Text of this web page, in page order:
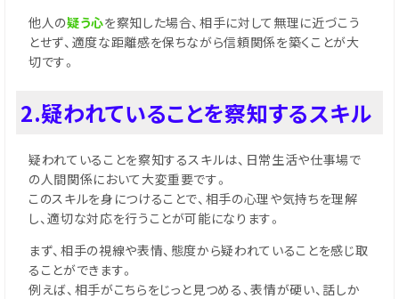
他人の疑う心を察知した場合、相手に対して無理に近づこう
とせず、適度な距離感を保ちながら信頼関係を築くことが大
切です。
2.疑われていることを察知するスキル
疑われていることを察知するスキルは、日常生活や仕事場で
の人間関係において大変重要です。
このスキルを身につけることで、相手の心理や気持ちを理解
し、適切な対応を行うことが可能になります。
まず、相手の視線や表情、態度から疑われていることを感じ取
ることができます。
例えば、相手がこちらをじっと見つめる、表情が硬い、話しか